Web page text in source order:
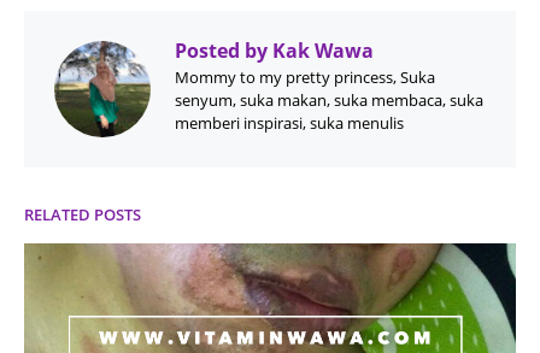
Posted by Kak Wawa
Mommy to my pretty princess, Suka
senyum, suka makan, suka membaca, suka
memberi inspirasi, suka menulis
RELATED POSTS